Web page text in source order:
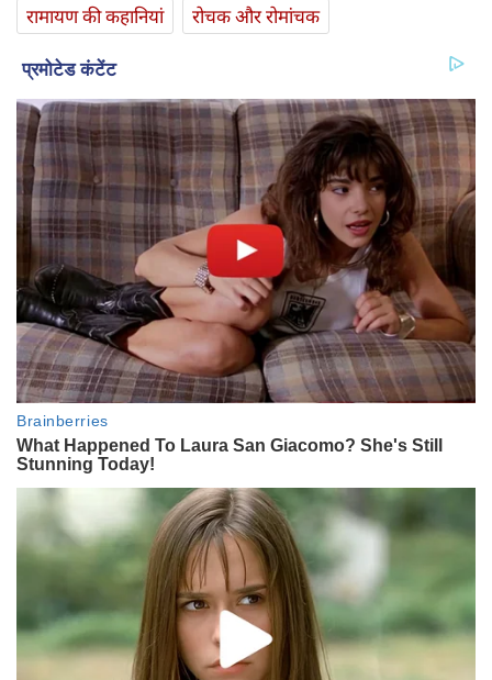
रामायण की कहानियां
रोचक और रोमांचक